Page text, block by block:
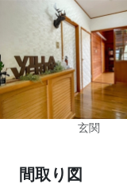
玄関
間取り図